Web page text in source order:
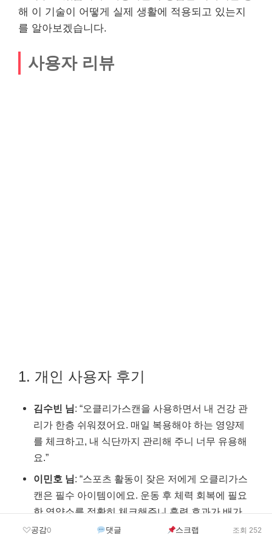
해 이 기술이 어떻게 실제 생활에 적용되고 있는지
를 알아보겠습니다.
사용자 리뷰
1. 개인 사용자 후기
김수빈 님: “오클리가스캔을 사용하면서 내 건강 관
리가 한층 쉬워졌어요. 매일 복용해야 하는 영양제
를 체크하고, 내 식단까지 관리해 주니 너무 유용해
요.”
이민호 님: “스포츠 활동이 잦은 저에게 오클리가스
캔은 필수 아이템이에요. 운동 후 체력 회복에 필요
한 영양소를 정확히 체크해주니 훈련 효과가 배가
되었어요.”
공감0 댓글 스크랩 조회 252